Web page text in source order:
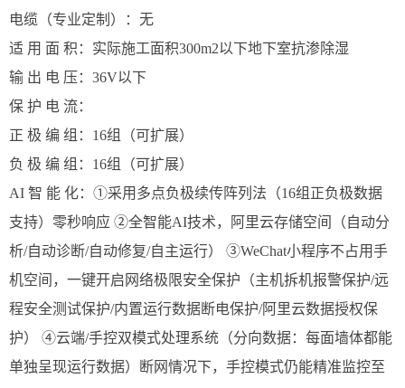
电缆（专业定制）
： 无
适 用 面 积 ： 实际施工面积300m2以下地下室抗渗除湿
输 出 电 压 ： 36V以下
保 护 电 流：
正 极 编 组 ： 16组（可扩展）
负 极 编 组 ： 16组（可扩展）
AI 智 能 化： ①采用多点负极续传阵列法（16组正负极数据
支持）零秒响应 ②全智能AI技术，阿里云存储空间（自动分
析/自动诊断/自动修复/自主运行） ③WeChat小程序不占用手
机空间，一键开启网络极限安全保护（主机拆机报警保护/远
程安全测试保护/内置运行数据断电保护/阿里云数据授权保
护） ④云端/手控双模式处理系统（分向数据：每面墙体都能
单独呈现运行数据）断网情况下，手控模式仍能精准监控至